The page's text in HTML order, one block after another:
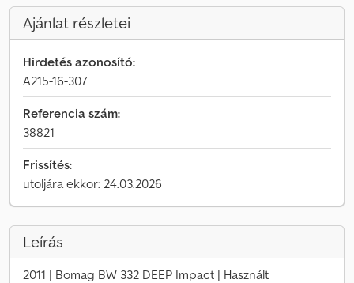
Ajánlat részletei
Hirdetés azonosító:
A215-16-307
Referencia szám:
38821
Frissítés:
utoljára ekkor: 24.03.2026
Leírás
2011 | Bomag BW 332 DEEP Impact | Használt